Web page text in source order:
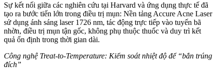
Sự kết nối giữa các nghiên cứu tại Harvard và ứng dụng thực tế đã
tạo ra bước tiến lớn trong điều trị mụn: Nền tảng Accure Acne Laser
sử dụng ánh sáng laser 1726 nm, tác động trực tiếp vào tuyến bã
nhờn, điều trị mụn tận gốc, không phụ thuộc thuốc và duy trì kết
quả ổn định trong thời gian dài.
Công nghệ Treat-to-Temperature: Kiểm soát nhiệt độ để “bắn trúng
đích”